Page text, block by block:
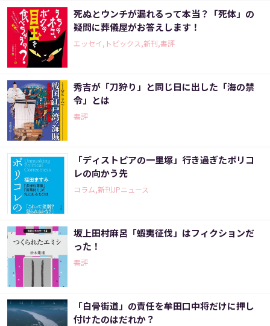
死ぬとウンチが漏れるって本当？「死体」の
疑問に葬儀屋がお答えします！
エッセイ,トピックス,新刊,書評
秀吉が「刀狩り」と同じ日に出した「海の禁
令」とは
書評
「ディストピアの一里塚」行き過ぎたポリコ
レの向かう先
コラム,新刊JPニュース
坂上田村麻呂「蝦夷征伐」はフィクションだ
った！
書評
「白骨街道」の責任を牟田口中将だけに押し
付けたのはだれか？